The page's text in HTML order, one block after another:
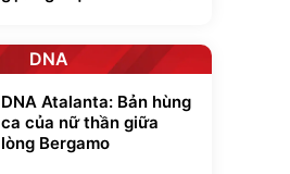
DNA
DNA Atalanta: Bản hùng
ca của nữ thần giữa
lòng Bergamo